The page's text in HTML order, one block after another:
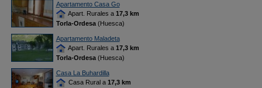
Apartamento Casa Go
Apart. Rurales a 17,3 km
Torla-Ordesa(Huesca)
Apartamento Maladeta
Apart. Rurales a 17,3 km
Torla-Ordesa(Huesca)
Casa La Buhardilla
Casa Rural a 17,3 km